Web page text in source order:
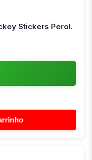
Stickers Perol.